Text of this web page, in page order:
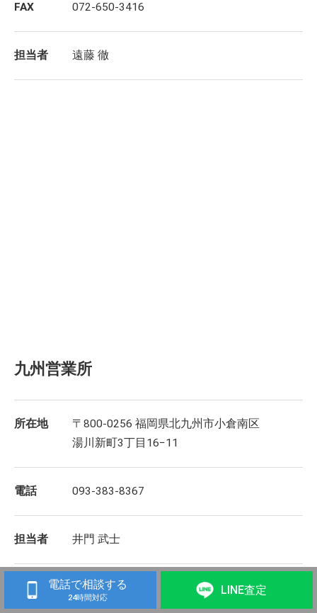
FAX 072-650-3416
担当者 遠藤 徹
九州営業所
所在地
〒800-0256 福岡県北九州市小倉南区
湯川新町3丁目16−11
電話 093-383-8367
担当者 井門 武士
電話で相談する
24時間対応
LINE査定